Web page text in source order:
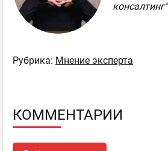
консалтинг"
Рубрика: Мнение эксперта
КОММЕНТАРИИ